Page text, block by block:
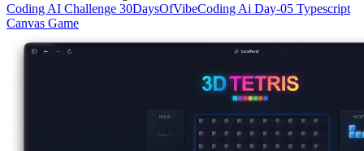
Coding AI Challenge 30DaysOfVibeCoding Ai Day-05 Typescript
Canvas Game